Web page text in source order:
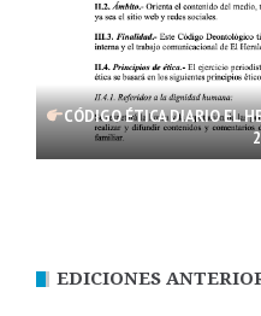
CÓDIGO ÉTICA DIARIO EL
EDICIONES